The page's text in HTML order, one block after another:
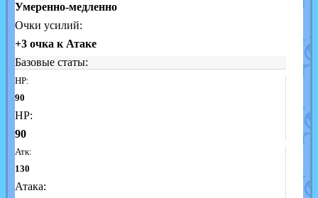
Умеренно-медленно
Очки усилий:
+3 очка к Атаке
Базовые статы:
HP:
90
HP:
90
Атк:
130
Атака: